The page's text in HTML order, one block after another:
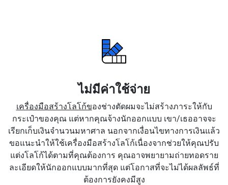
ไม่มีค่าใช้จ่าย
เครื่องมือสร้างโลโก้ของช่างตัดผมจะไม่สร้างภาระให้กับ
กระเป๋าของคุณ แต่หากคุณจ้างนักออกแบบ เขา/เธออาจจะ
เรียกเก็บเงินจำนวนมหาศาล นอกจากเงื่อนไขทางการเงินแล้ว
ขอแนะนำให้ใช้เครื่องมือสร้างโลโก้เนื่องจากช่วยให้คุณปรับ
แต่งโลโก้ได้ตามที่คุณต้องการ คุณอาจพยายามถ่ายทอดราย
ละเอียดให้นักออกแบบมากที่สุด แต่โอกาสที่จะไม่ได้ผลลัพธ์ที่
ต้องการยังคงมีสูง